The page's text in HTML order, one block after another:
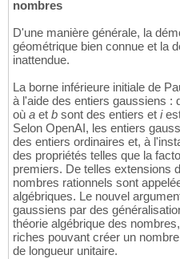
nombres
D'une manière générale, la
géométrique bien connue et la
inattendue.
La borne inférieure initiale de
à l'aide des entiers gaussiens :
où a et b sont des entiers et i
Selon OpenAI, les entiers
des entiers ordinaires et, à
des propriétés telles que la
premiers. De telles extensions
nombres rationnels sont
algébriques. Le nouvel
gaussiens par des
théorie algébrique des
riches pouvant créer un
de longueur unitaire.